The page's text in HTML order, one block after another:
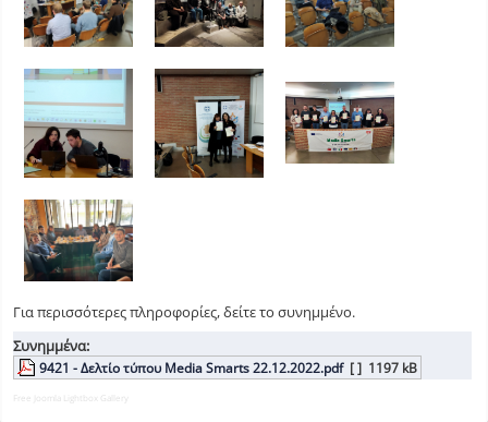
Για περισσότερες πληροφορίες, δείτε το συνημμένο.
Συνημμένα:
9421 - Δελτίο τύπου Media Smarts 22.12.2022.pdf [ ] 1197 kB
Free Joomla Lightbox Gallery